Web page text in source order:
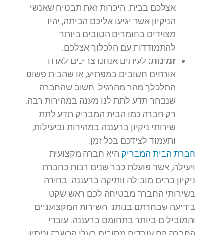
אצלכם בבית. היכרות זאת תבטיח שאנשי
הניקיון אשר יגיעו אליכם הביתה, יהיו
מצוידים בחומרים הטובים ביותר
להתמודדות עם הלכלוך אצלכם.
זמינות: לעיתים אנחנו צריכים לארח
אורחים חשובים במפתיע, או שהבית פשוט
התלכלך מהר מהרגיל. חשוב שהחברה
שנבחר תדע לתת לנו מענה במהירות רבה.
רק חברה כמו הבית המבריק תדע לתת
שירותי ניקיון ברעננה במהירות וביעילות,
ותעמוד לצידכם בכל זמן.
חברת הבית המבריק היא חברה מקצועית
ויעילה, אשר פועלת כבר שנים רבות כחברת
ניקיון בתים מובילה וותיקה ברעננה. בחירה
בשירותי החברה מבטיחה לכם ראש שקט
בידיעה שבחרתם בנותני השירות המקצועניים
והמובילים ביותר בתחומם ברעננה. עובדי